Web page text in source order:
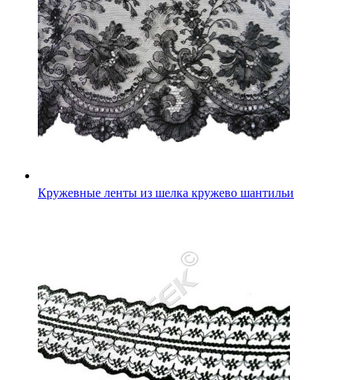
Кружевные ленты из шелка кружево шантильи